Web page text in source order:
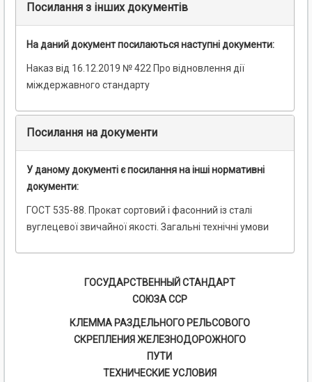
Посилання з інших документів
На даний документ посилаються наступні документи:
Наказ від 16.12.2019 № 422 Про відновлення дії
міждержавного стандарту
Посилання на документи
У даному документі є посилання на інші нормативні
документи:
ГОСТ 535-88. Прокат сортовий і фасонний із сталі
вуглецевої звичайної якості. Загальні технічні умови
ГОСУДАРСТВЕННЫЙ СТАНДАРТ
СОЮЗА ССР
КЛЕММА РАЗДЕЛЬНОГО РЕЛЬСОВОГО
СКРЕПЛЕНИЯ ЖЕЛЕЗНОДОРОЖНОГО
ПУТИ
ТЕХНИЧЕСКИЕ УСЛОВИЯ